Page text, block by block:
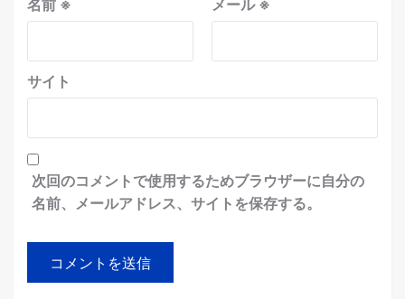
名前 ※ メール※
サイト
次回のコメントで使用するためブラウザーに自分の
名前、メールアドレス、サイトを保存する。